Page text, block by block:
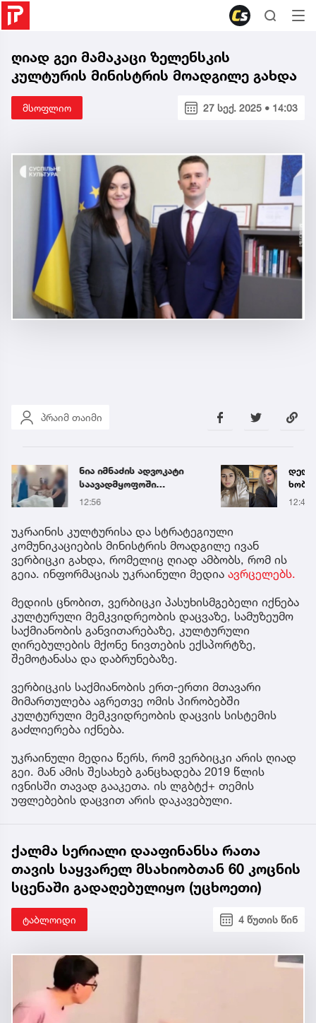
ღიად გეი მამაკაცი ზელენსკის
კულტურის მინისტრის მოადგილე გახდა
მსოფლიო 27 სექ. 2025 • 14:03
პრაიმ თაიმი
ნია იმნაძის ადვოკატი
საავადმყოფოში
გადაღებულ კადრებს
12:56 12:45
უკრაინის კულტურისა და სტრატეგიული
კომუნიკაციების მინისტრის მოადგილე ივან
ვერბიცკი გახდა, რომელიც ღიად ამბობს, რომ ის
გეია. ინფორმაციას უკრაინული მედია ავრცელებს.
მედიის ცნობით, ვერბიცკი პასუხისმგებელი იქნება
კულტურული მემკვიდრეობის დაცვაზე, სამუზეუმო
საქმიანობის განვითარებაზე, კულტურული
ღირებულების მქონე ნივთების ექსპორტზე,
შემოტანასა და დაბრუნებაზე.
ვერბიცკის საქმიანობის ერთ-ერთი მთავარი
მიმართულება აგრეთვე ომის პირობებში
კულტურული მემკვიდრეობის დაცვის სისტემის
გაძლიერება იქნება.
უკრაინული მედია წერს, რომ ვერბიცკი არის ღიად
გეი. მან ამის შესახებ განცხადება 2019 წლის
ივნისში თავად გააკეთა. ის ლგბტქ+ თემის
უფლებების დაცვით არის დაკავებული.
ქალმა სერიალი დააფინანსა რათა
თავის საყვარელ მსახიობთან 60 კოცნის
სცენაში გადაღებულიყო (უცხოეთი)
ტაბლოიდი 4 წუთის წინ